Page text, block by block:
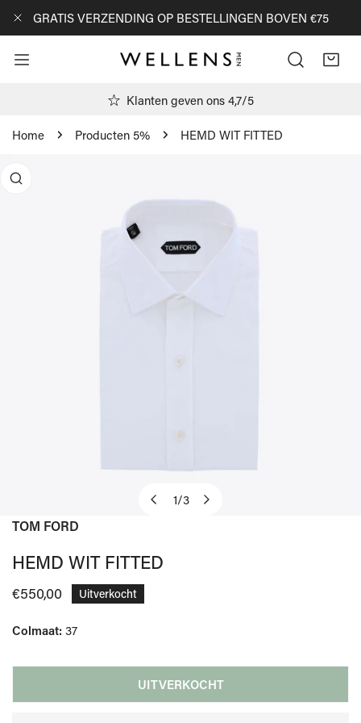
NAAR ARTIKEL
GRATIS VERZENDING OP BESTELLINGEN BOVEN €75
Klanten geven ons 4,7/5
Home Producten 5% HEMD WIT FITTED
1/3
OPEN MEDIA IN GALERIJWEERGAVE
TOM FORD
HEMD WIT FITTED
Normale
€550,00 Uitverkocht
Colmaat: 37
UITVERKOCHT